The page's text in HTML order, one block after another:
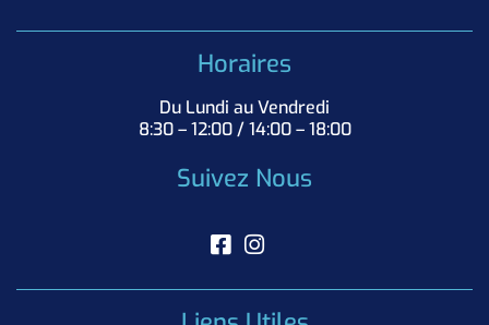
Horaires
Du Lundi au Vendredi
8:30 – 12:00 / 14:00 – 18:00
Suivez Nous